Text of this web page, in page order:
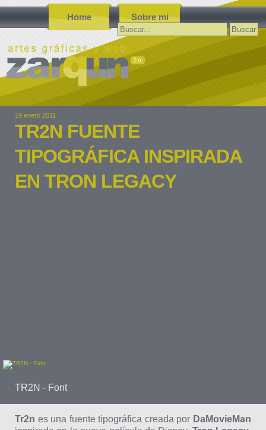
Home Sobre mi
Buscar:
19 enero 2011
TR2N FUENTE
TIPOGRÁFICA INSPIRADA
EN TRON LEGACY
TR2N - Font
Tr2n es una fuente tipográfica creada por DaMovieMan